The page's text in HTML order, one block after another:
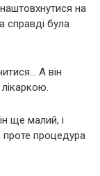
на
справді була
А він
ще малий, і
проте процедура